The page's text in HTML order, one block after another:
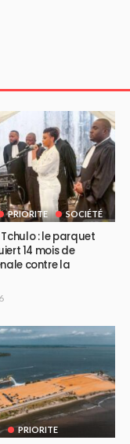
PRIORITE SOCIÉTÉ
Tchulo : le parquet
14 mois de
contre la
PRIORITE